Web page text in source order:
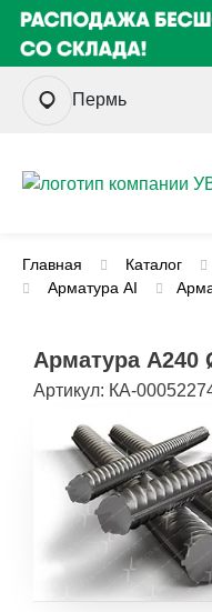
Пермь
Главная Каталог
Арматура AI
Арматура А240
Артикул: КА-